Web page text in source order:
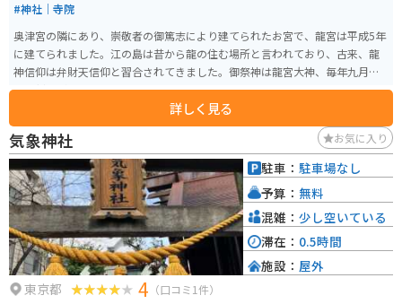
#神社｜寺院
奥津宮の隣にあり、崇敬者の御篤志により建てられたお宮で、龍宮は平成5年
に建てられました。江の島は昔から龍の住む場所と言われており、古来、龍
神信仰は弁財天信仰と習合されてきました。御祭神は龍宮大神、毎年九月九
日に例祭が行われます。
詳しく見る
気象神社 お気に入り
東京都 4 （口コミ1件）
駐車： 駐車場なし
予算： 無料
混雑： 少し空いている
滞在： 0.5時間
施設： 屋外